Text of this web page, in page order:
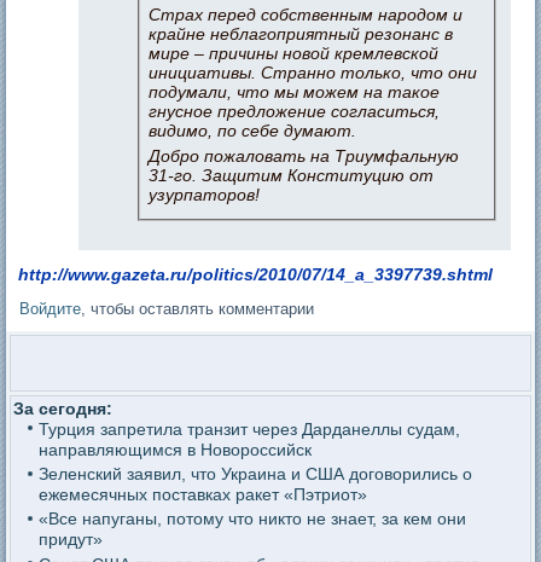
Страх перед собственным народом и
крайне неблагоприятный резонанс в
мире – причины новой кремлевской
инициативы. Странно только, что они
подумали, что мы можем на такое
гнусное предложение согласиться,
видимо, по себе думают.
Добро пожаловать на Триумфальную
31-го. Защитим Конституцию от
узурпаторов!
http://www.gazeta.ru/politics/2010/07/14_a_3397739.shtml
Войдите , чтобы оставлять комментарии
За сегодня:
Турция запретила транзит через Дарданеллы судам,
направляющимся в Новороссийск
Зеленский заявил, что Украина и США договорились о
ежемесячных поставках ракет «Пэтриот»
«Все напуганы, потому что никто не знает, за кем они
придут»